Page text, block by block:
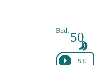
Bud: 50
SE